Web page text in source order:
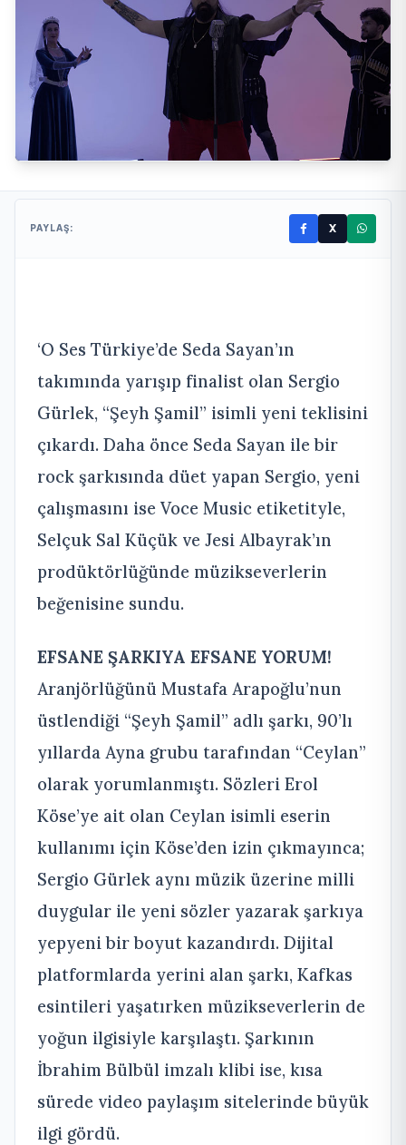
PAYLAŞ: X
‘O Ses Türkiye’de Seda Sayan’ın
takımında yarışıp finalist olan Sergio
Gürlek, “Şeyh Şamil” isimli yeni teklisini
çıkardı. Daha önce Seda Sayan ile bir
rock şarkısında düet yapan Sergio, yeni
çalışmasını ise Voce Music etiketityle,
Selçuk Sal Küçük ve Jesi Albayrak’ın
prodüktörlüğünde müzikseverlerin
beğenisine sundu.
EFSANE ŞARKIYA EFSANE YORUM!
Aranjörlüğünü Mustafa Arapoğlu’nun
üstlendiği “Şeyh Şamil” adlı şarkı, 90’lı
yıllarda Ayna grubu tarafından “Ceylan”
olarak yorumlanmıştı. Sözleri Erol
Köse’ye ait olan Ceylan isimli eserin
kullanımı için Köse’den izin çıkmayınca;
Sergio Gürlek aynı müzik üzerine milli
duygular ile yeni sözler yazarak şarkıya
yepyeni bir boyut kazandırdı. Dijital
platformlarda yerini alan şarkı, Kafkas
esintileri yaşatırken müzikseverlerin de
yoğun ilgisiyle karşılaştı. Şarkının
İbrahim Bülbül imzalı klibi ise, kısa
sürede video paylaşım sitelerinde büyük
ilgi gördü.